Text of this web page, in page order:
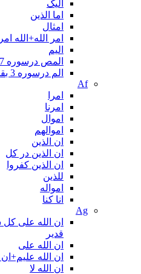
الیک
اما الذین
امثال
امر الله+الله امر
اليم
المص درسوره 7
الم درسوره 3 بقره
Af
امرا
امرنا
اموال
اموالهم
ان الذین
ان الذین در کل
ان الذین کفروا
للذین
امواله
انا کنا
Ag
ان الله على
قدير
ان الله علی
ان الله
ان الله لا